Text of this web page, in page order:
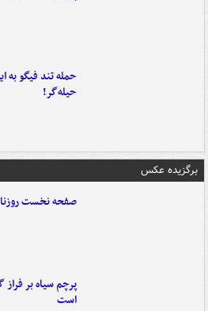
حمله تند فیگو به
حیله‌گر!
برگزیده عکس
صفحه نخست روزنامه‌های
پرچم سیاه بر
است